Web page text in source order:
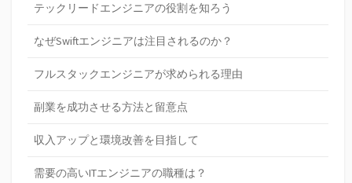
テックリードエンジニアの役割を知ろう
なぜSwiftエンジニアは注目されるのか？
フルスタックエンジニアが求められる理由
副業を成功させる方法と留意点
収入アップと環境改善を目指して
需要の高いITエンジニアの職種は？